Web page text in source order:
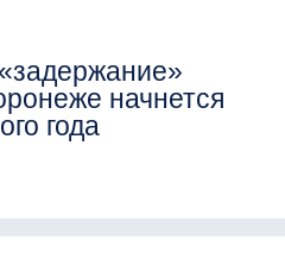
начнется
года